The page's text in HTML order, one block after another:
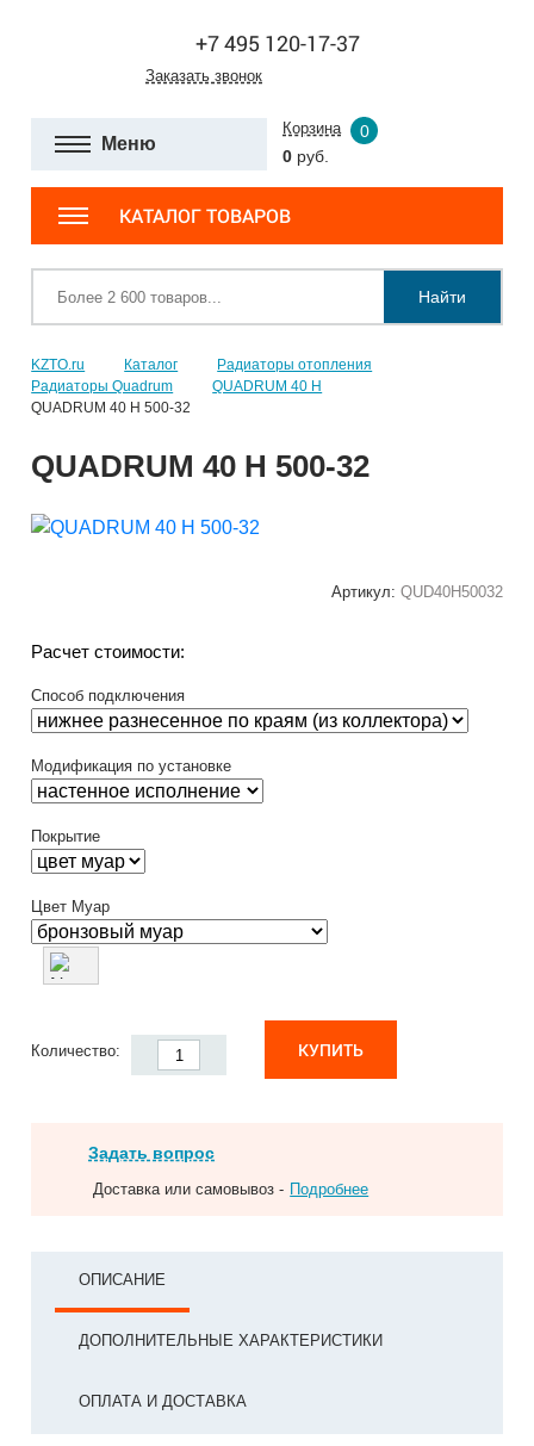
+7 495 120-17-37
Заказать звонок
Меню
Корзина
0
0 руб.
КАТАЛОГ ТОВАРОВ
Найти
KZTO.ru Каталог
Радиаторы отопления
Радиаторы Quadrum
QUADRUM 40 H
QUADRUM 40 H 500-32
QUADRUM 40 H 500-32
Артикул: QUD40H50032
Расчет стоимости:
Способ подключения
Модификация по установке
Покрытие
Цвет Муар
Количество: КУПИТЬ
Задать вопрос
Доставка или самовывоз - Подробнее
ОПИСАНИЕ
ДОПОЛНИТЕЛЬНЫЕ ХАРАКТЕРИСТИКИ
ОПЛАТА И ДОСТАВКА